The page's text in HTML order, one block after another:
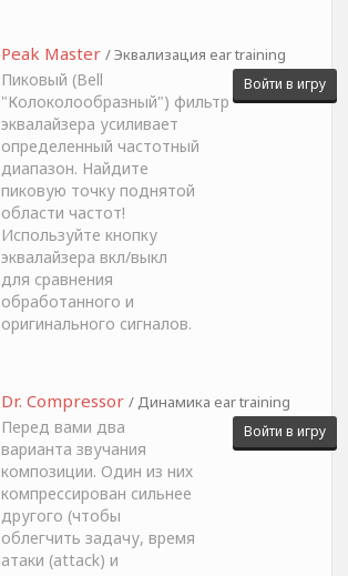
Peak Master / Эквализация ear training
Пиковый (Bell
"Колоколообразный") фильтр
эквалайзера усиливает
определенный частотный
диапазон. Найдите
пиковую точку поднятой
области частот!
Используйте кнопку
эквалайзера вкл/выкл
для сравнения
обработанного и
оригинального сигналов.
Войти в игру
Dr. Compressor / Динамика ear training
Перед вами два
варианта звучания
композиции. Один из них
компрессирован сильнее
другого (чтобы
облегчить задачу, время
атаки (attack) и
Войти в игру